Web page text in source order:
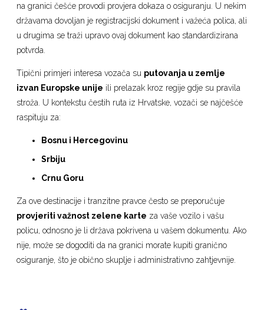
na granici češće provodi provjera dokaza o osiguranju. U nekim
državama dovoljan je registracijski dokument i važeća polica, ali
u drugima se traži upravo ovaj dokument kao standardizirana
potvrda.
Tipični primjeri interesa vozača su putovanja u zemlje
izvan Europske unije ili prelazak kroz regije gdje su pravila
stroža. U kontekstu čestih ruta iz Hrvatske, vozači se najčešće
raspituju za:
Bosnu i Hercegovinu
Srbiju
Crnu Goru
Za ove destinacije i tranzitne pravce često se preporučuje
provjeriti važnost zelene karte za vaše vozilo i vašu
policu, odnosno je li država pokrivena u vašem dokumentu. Ako
nije, može se dogoditi da na granici morate kupiti granično
osiguranje, što je obično skuplje i administrativno zahtjevnije.